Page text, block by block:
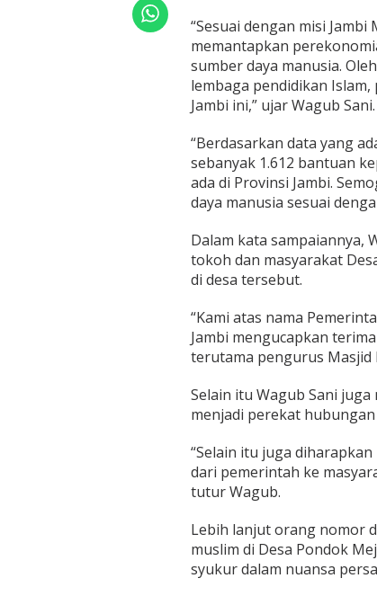
n
t
u
L
e
m
a
g
a
P
e
d
d
i
a
n
I
s
a
m
“Sesuai dengan misi
memantapkan
sumber daya manusia.
lembaga pendidikan
Jambi ini,” ujar Wagub Sani.
“Berdasarkan data yang
sebanyak 1.612 bantuan
ada di Provinsi Jambi.
daya manusia sesuai
Dalam kata sampaiannya,
tokoh dan masyarakat
di desa tersebut.
“Kami atas nama
Jambi mengucapkan
terutama pengurus Masjid
Selain itu Wagub Sani
menjadi perekat
“Selain itu juga
dari pemerintah ke
tutur Wagub.
Lebih lanjut orang nomor
muslim di Desa Pondok
syukur dalam nuansa